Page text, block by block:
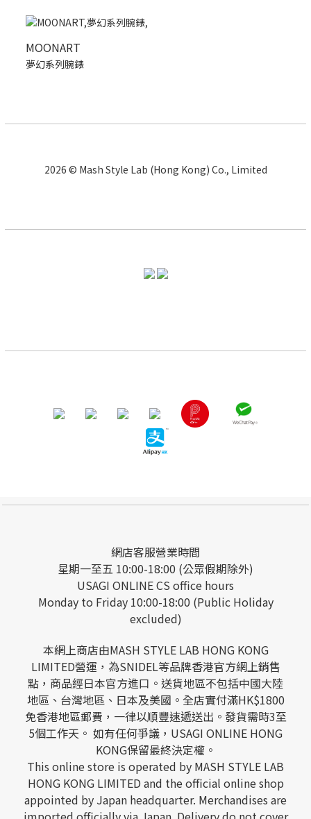
MOONART
夢幻系列腕錶
2026 © Mash Style Lab (Hong Kong) Co., Limited
網店客服營業時間
星期一至五 10:00-18:00 (公眾假期除外)
USAGI ONLINE CS office hours
Monday to Friday 10:00-18:00 (Public Holiday
excluded)
本網上商店由MASH STYLE LAB HONG KONG
LIMITED營運，為SNIDEL等品牌香港官方網上銷售
點，商品經日本官方進口。送貨地區不包括中國大陸
地區、台灣地區、日本及美國。全店實付滿HK$1800
免香港地區郵費，一律以順豐速遞送出。發貨需時3至
5個工作天。 如有任何爭議，USAGI ONLINE HONG
KONG保留最終決定權。
This online store is operated by MASH STYLE LAB
HONG KONG LIMITED and the official online shop
appointed by Japan headquarter. Merchandises are